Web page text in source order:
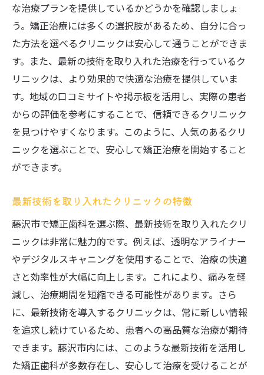
な治療プランを提供しているかどうかを確認しましょ
う。矯正治療には多くの選択肢があるため、自分に合っ
た方法を選べるクリニックは安心して通うことができま
す。また、最新の技術を取り入れた治療を行っているク
リニックは、より効果的で快適な治療を提供していま
す。地域の口コミサイトや掲示板を活用し、実際の患者
からの評価を参考にすることで、信頼できるクリニック
を見つけやすくなります。このように、人気のあるクリ
ニックを選ぶことで、安心して矯正治療を開始すること
ができます。
最新技術を取り入れたクリニックの特徴
藤沢市で矯正歯科を選ぶ際、最新技術を取り入れたクリ
ニックは非常に魅力的です。例えば、透明なアライナー
やデジタルスキャニングを使用することで、治療の快適
さと効率性が大幅に向上します。これにより、痛みを軽
減し、治療期間を短縮できる可能性があります。さら
に、最新技術を導入するクリニックは、常に新しい情報
を追求し続けているため、患者への高品質な治療が期待
できます。藤沢市内には、このような最新技術を活用し
た矯正歯科が多数存在し、安心して治療を受けることが